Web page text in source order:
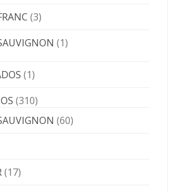
(3)
(1)
(1)
(310)
(60)
(17)